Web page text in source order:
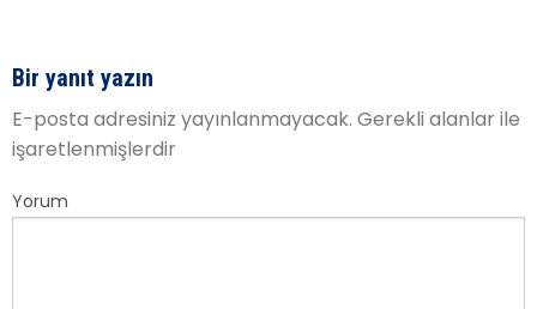
Bir yanıt yazın
E-posta adresiniz yayınlanmayacak. Gerekli alanlar ile
işaretlenmişlerdir
Yorum